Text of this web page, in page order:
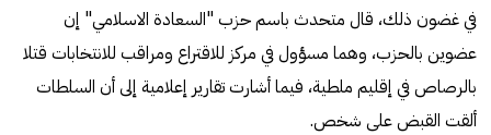
في غضون ذلك، قال متحدث باسم حزب "السعادة الاسلامي" إن
عضوين بالحزب، وهما مسؤول في مركز للاقتراع ومراقب للانتخابات قتلا
بالرصاص في إقليم ملطية، فيما أشارت تقارير إعلامية إلى أن السلطات
ألقت القبض على شخص.